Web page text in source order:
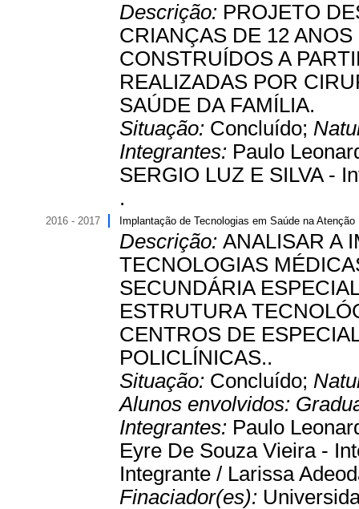
Descrição: PROJETO
CRIANÇAS DE 12
CONSTRUÍDOS A
REALIZADAS POR
SAÚDE DA FAMÍLIA.
Situação: Concluído;
Integrantes: Paulo
SERGIO LUZ E SILVA -
.
2016 - 2017 Implantação de Tecnologias em Saúde na
Descrição: ANALISAR A
TECNOLOGIAS
SECUNDÁRIA
ESTRUTURA
CENTROS DE
POLICLÍNICAS..
Situação: Concluído;
Alunos envolvidos:
Integrantes: Paulo
Eyre De Souza Vieira -
Integrante / Larissa
Finaciador(es):